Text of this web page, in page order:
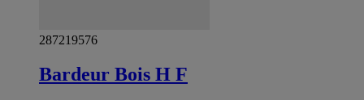
287219576
Bardeur Bois H F